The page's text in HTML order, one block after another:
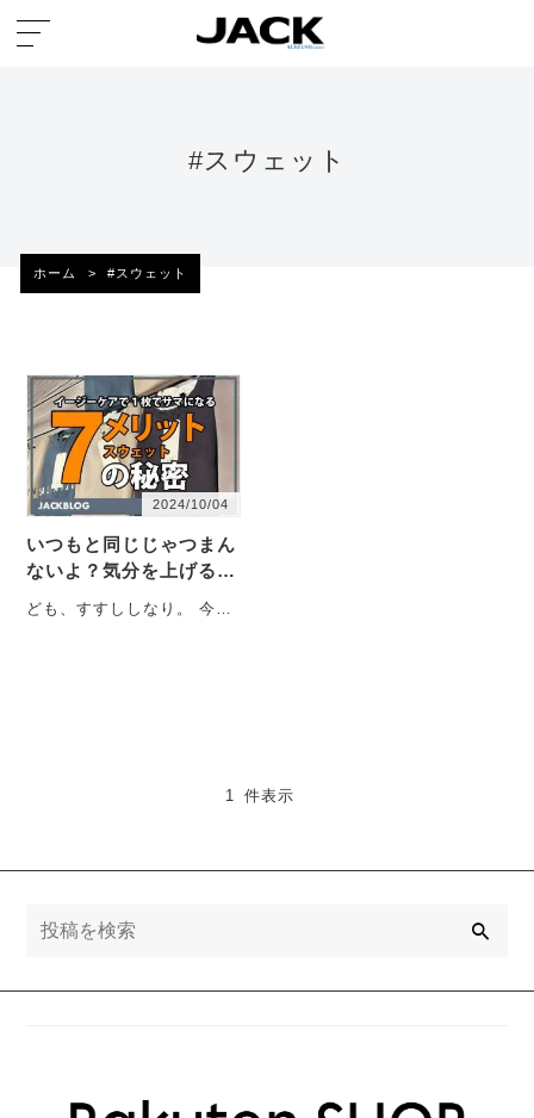
#スウェット
ホーム > #スウェット
2024/10/04
いつもと同じじゃつまん
ないよ？気分を上げるき
っかけなんてちょっとし
たこと。
ども、すすししなり。 今は
1 件表示